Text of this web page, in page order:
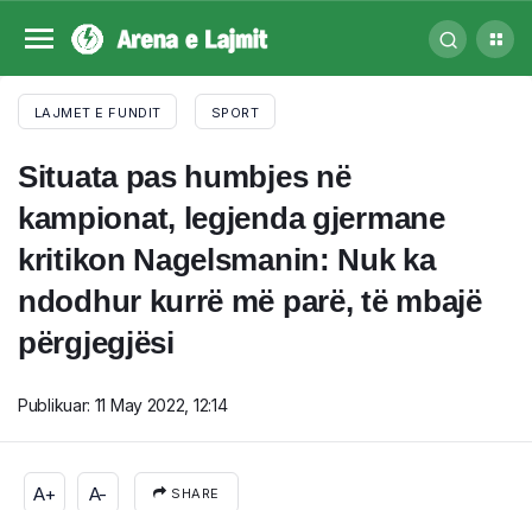
LAJMET E FUNDIT SPORT
Situata pas humbjes në
kampionat, legjenda gjermane
kritikon Nagelsmanin: Nuk ka
ndodhur kurrë më parë, të mbajë
përgjegjësi
Publikuar: 11 May 2022, 12:14
A+ A- SHARE